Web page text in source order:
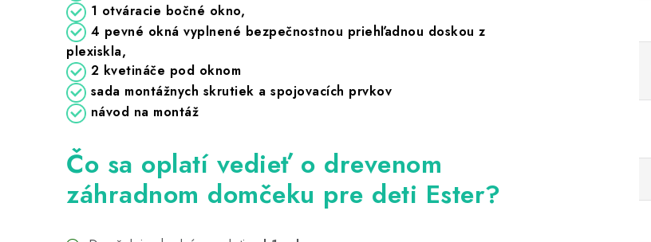
1 otváracie bočné okno,
4 pevné okná vyplnené bezpečnostnou priehľadnou doskou z
plexiskla,
2 kvetináče pod oknom
sada montážnych skrutiek a spojovacích prvkov
návod na montáž
Čo sa oplatí vedieť o drevenom
záhradnom domčeku pre deti Ester?